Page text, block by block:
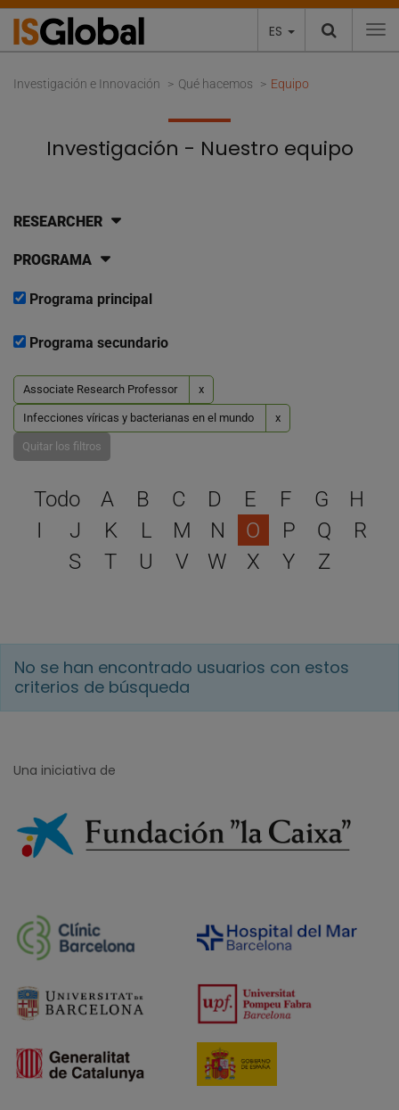
ES
Investigación e Innovación Qué hacemos Equipo
Investigación - Nuestro equipo
RESEARCHER
PROGRAMA
Programa principal
Programa secundario
Associate Research Professor x
Infecciones víricas y bacterianas en el mundo x
Quitar los filtros
Selecciona una letra
Todo A B C D E F G
H
I
J K L M N O P Q
R
S
T U V W X Y Z
No se han encontrado usuarios con estos
criterios de búsqueda
Una iniciativa de